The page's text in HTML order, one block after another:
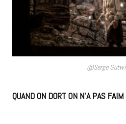
@Serge
QUAND ON DORT ON N’A PAS